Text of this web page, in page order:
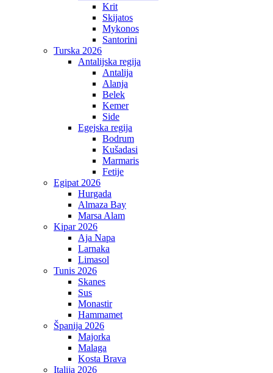
Krit
Skijatos
Mykonos
Santorini
Turska 2026
Antalijska regija
Antalija
Alanja
Belek
Kemer
Side
Egejska regija
Bodrum
Kušadasi
Marmaris
Fetije
Egipat 2026
Hurgada
Almaza Bay
Marsa Alam
Kipar 2026
Aja Napa
Larnaka
Limasol
Tunis 2026
Skanes
Sus
Monastir
Hammamet
Španija 2026
Majorka
Malaga
Kosta Brava
Italija 2026